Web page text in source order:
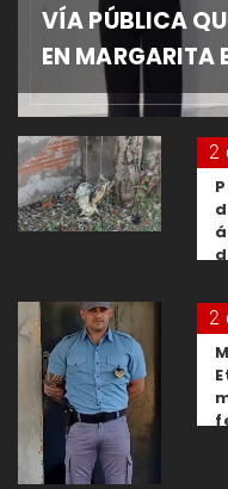
VÍA PÚBLICA
EN MARGARITA
2
2